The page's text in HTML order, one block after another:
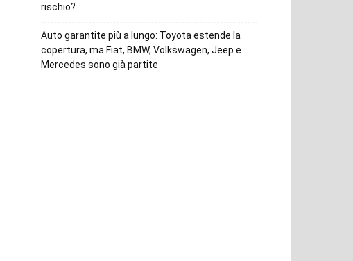
rischio?
Auto garantite più a lungo: Toyota estende la
copertura, ma Fiat, BMW, Volkswagen, Jeep e
Mercedes sono già partite